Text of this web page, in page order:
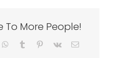
To More People!
WhatsApp
Tumblr Pinterest
Vk Email